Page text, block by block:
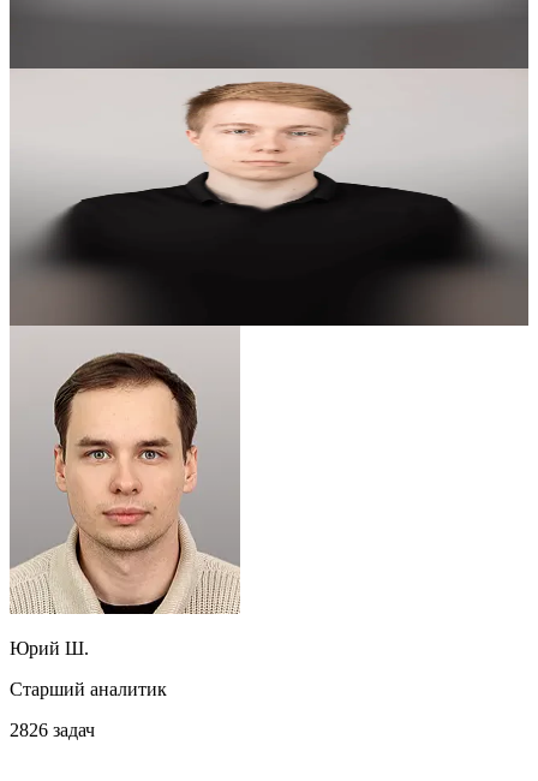
Старший аналитик 1С:БГУ
Сделать взаимозачет ЕНП
Задача выполнена
Юрий Ш.
Старший аналитик
2826 задач